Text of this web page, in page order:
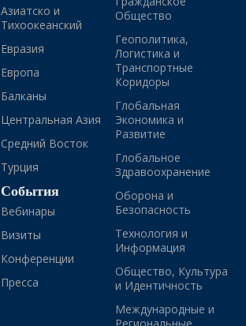
Азиатско и
Тихоокеанский
Евразия
Европа
Балканы
Центральная Азия
Средний Восток
Турция
События
Вебинары
Визиты
Конференции
Пресса
Общество
Геополитика,
Логистика и
Транспортные
Коридоры
Глобальная
Экономика и
Развитие
Глобальное
Здравоохранение
Оборона и
Безопасность
Технология и
Информация
Общество, Культура
и Идентичность
Международные и
Региональные